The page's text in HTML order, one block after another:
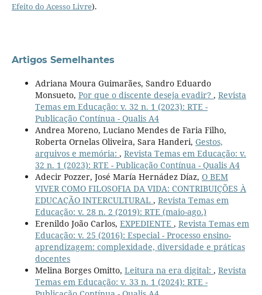
Efeito do Acesso Livre).
Artigos Semelhantes
Adriana Moura Guimarães, Sandro Eduardo
Monsueto, Por que o discente deseja evadir? , Revista
Temas em Educação: v. 32 n. 1 (2023): RTE -
Publicação Contínua - Qualis A4
Andrea Moreno, Luciano Mendes de Faria Filho,
Roberta Ornelas Oliveira, Sara Handeri, Gestos,
arquivos e memória: , Revista Temas em Educação: v.
32 n. 1 (2023): RTE - Publicação Contínua - Qualis A4
Adecir Pozzer, José María Hernádez Díaz, O BEM
VIVER COMO FILOSOFIA DA VIDA: CONTRIBUIÇÕES À
EDUCAÇÃO INTERCULTURAL , Revista Temas em
Educação: v. 28 n. 2 (2019): RTE (maio-ago.)
Erenildo João Carlos, EXPEDIENTE , Revista Temas em
Educação: v. 25 (2016): Especial - Processo ensino-
aprendizagem: complexidade, diversidade e práticas
docentes
Melina Borges Omitto, Leitura na era digital: , Revista
Temas em Educação: v. 33 n. 1 (2024): RTE -